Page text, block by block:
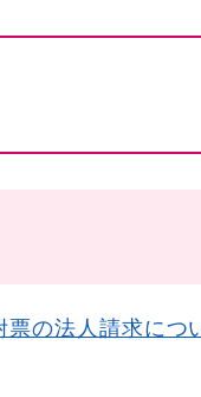
の法人請求につ